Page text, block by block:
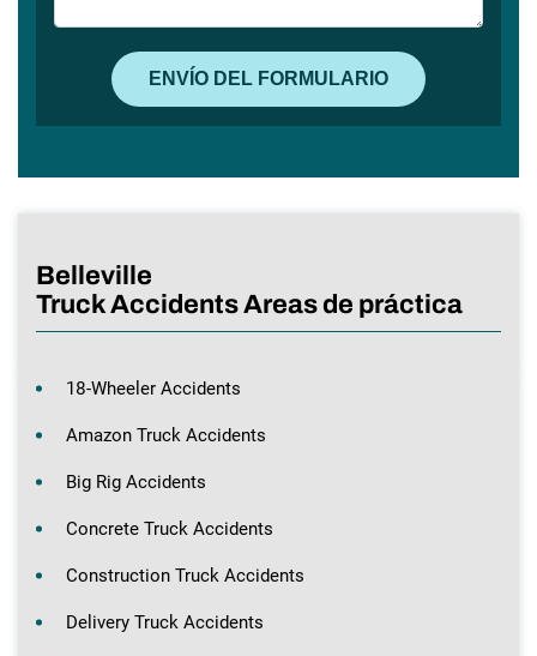
Belleville
Truck Accidents Areas de práctica
18-Wheeler Accidents
Amazon Truck Accidents
Big Rig Accidents
Concrete Truck Accidents
Construction Truck Accidents
Delivery Truck Accidents